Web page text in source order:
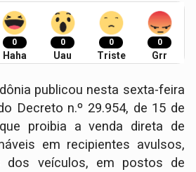
0
Haha
0
Uau
0
Triste
0
Grr
publicou nesta sexta-feira
Decreto n.º 29.954, de 15 de
proibia a venda direta de
em recipientes avulsos,
dos veículos, em postos de